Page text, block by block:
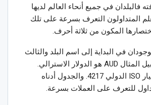
فالبلدان في جميع أنحاء العالم لديها
المتداولون التعرف بسرعة على تلك
المكون من ثلاثة أحرف.
في البداية إلى اسم البلد والثالث
هو العملة فعلى سبيل المثال AUD هو الدولار الاسترالي.
ويعتمد هذا على معيار ISO الدولي 4217. والجدول أدناه
للتعرف على العملات بسرعة.